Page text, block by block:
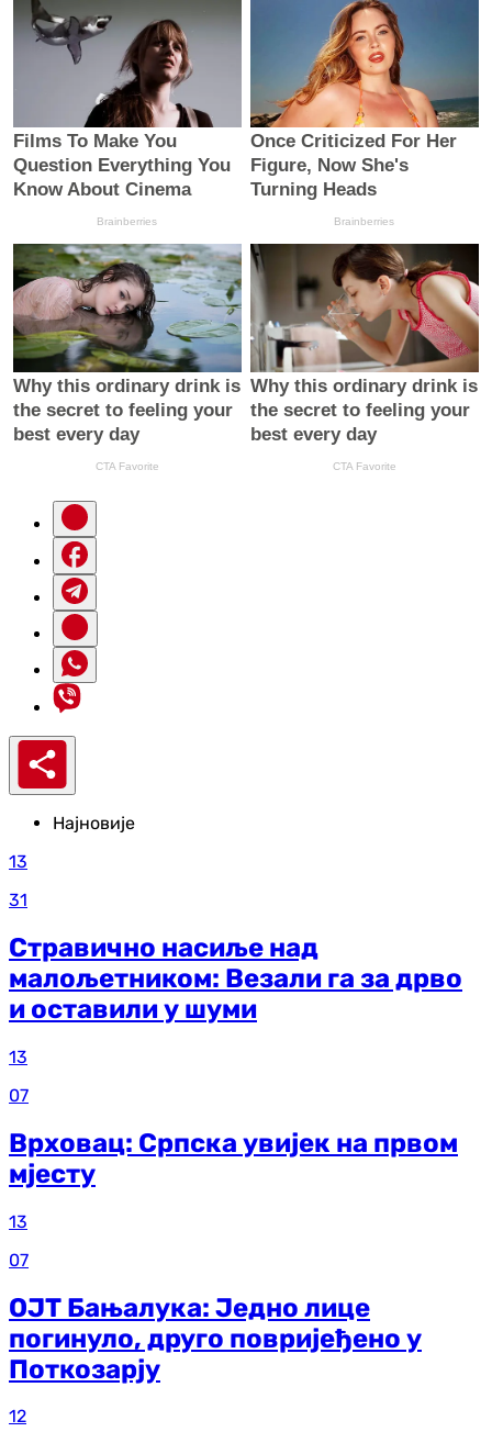
Најновије
13
31
Стравично насиље над
малољетником: Везали га за дрво
и оставили у шуми
13
07
Врховац: Српска увијек на првом
мјесту
13
07
ОЈТ Бањалука: Једно лице
погинуло, друго повријеђено у
Поткозарју
12